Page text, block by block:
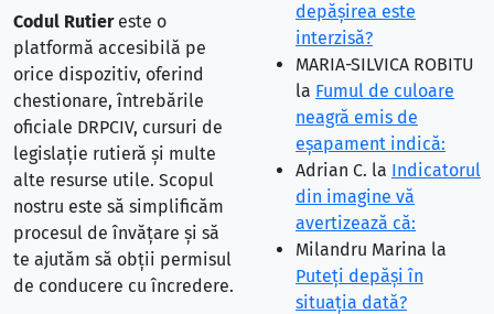
Codul Rutiereste o
platformă accesibilă pe
orice dispozitiv, oferind
chestionare, întrebările
oficiale DRPCIV, cursuri de
legislație rutieră și multe
alte resurse utile. Scopul
nostru este să simplificăm
procesul de învățare și să
te ajutăm să obții permisul
de conducere cu încredere.
depăşirea este
interzisă?
MARIA-SILVICA ROBITU
la Fumul de culoare
neagră emis de
eşapament indică:
Adrian C. la Indicatorul
din imagine vă
avertizează că:
Milandru Marina la
Puteţi depăşi în
situaţia dată?